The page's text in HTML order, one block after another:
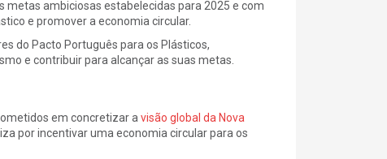
ambiciosas estabelecidas para 2025 e com
e promover a economia circular.
do Pacto Português para os Plásticos,
e contribuir para alcançar as suas metas.
em concretizar a visão global da Nova
por incentivar uma economia circular para os